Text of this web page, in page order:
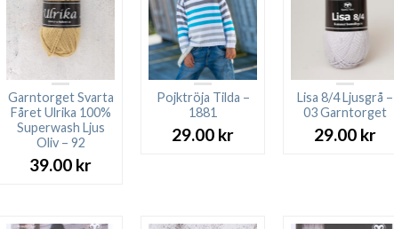
Garntorget Svarta
Fåret Ulrika 100%
Superwash Ljus
Oliv – 92
39.00 kr
Pojktröja Tilda –
1881
29.00 kr
Lisa 8/4 Ljusgrå –
03 Garntorget
29.00 kr